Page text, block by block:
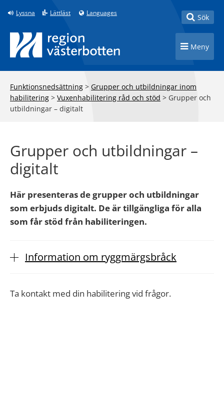
Till innehåll på sidan
Lyssna Lättläst Languages Toggle
Sök
Toggle
Meny
Funktionsnedsättning > Grupper och utbildningar inom
habilitering > Vuxenhabilitering råd och stöd > Grupper och
utbildningar – digitalt
Grupper och utbildningar –
digitalt
Här presenteras de grupper och utbildningar
som erbjuds digitalt. De är tillgängliga för alla
som får stöd från habiliteringen.
Information om ryggmärgsbråck
Ta kontakt med din habilitering vid frågor.